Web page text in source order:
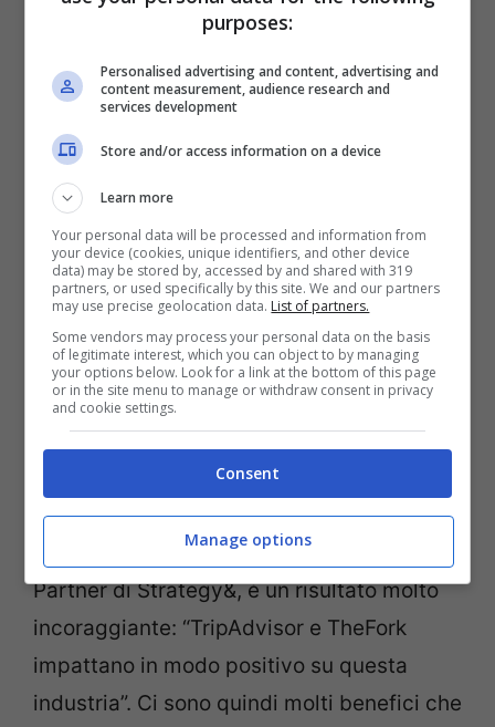
Francia, Spagna e Paesi Bassi. Inoltre
hanno sostenuto la creazione di oltre
60mila posti di lavoro, di cui 15mila circa
in Italia. Bertrand Jelensperger, senior vice
president TripAdvisor Restaurants & CEO
TheFork ha dichiarato che questa notizia è
molto bella per tutti loro perché implica
una notevole crescita di valore oltre che di
mercato: “Vogliamo continuare ad aiutare
la crescita e la digitalizzazione
dell’industria della ristorazione e
dell’ospitalità”. Lo studio ha dimostrato
quindi anche una importante crescita
proprio nel settore della ristorazione che,
come ha dichiarato PierrePéladeau,
Partner di Strategy&, è un risultato molto
incoraggiante: “TripAdvisor e TheFork
impattano in modo positivo su questa
industria”. Ci sono quindi molti benefici che
purposes:
Personalised advertising and content, advertising and
content measurement, audience research and
services development
Store and/or access information on a device
Learn more
Your personal data will be processed and information from
your device (cookies, unique identifiers, and other device
data) may be stored by, accessed by and shared with 319
partners, or used specifically by this site. We and our partners
may use precise geolocation data. List of partners.
Some vendors may process your personal data on the basis
of legitimate interest, which you can object to by managing
your options below. Look for a link at the bottom of this page
or in the site menu to manage or withdraw consent in privacy
and cookie settings.
Consent
Manage options